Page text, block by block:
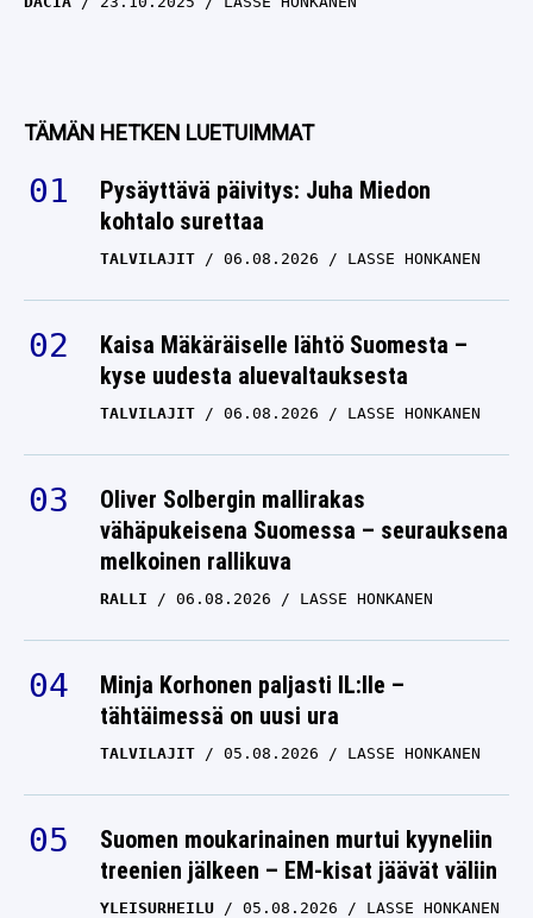
TÄMÄN HETKEN LUETUIMMAT
Pysäyttävä päivitys: Juha Miedon
kohtalo surettaa
TALVILAJIT 06.08.2026 LASSE HONKANEN
Kaisa Mäkäräiselle lähtö Suomesta –
kyse uudesta aluevaltauksesta
TALVILAJIT 06.08.2026 LASSE HONKANEN
Oliver Solbergin mallirakas
vähäpukeisena Suomessa – seurauksena
melkoinen rallikuva
RALLI 06.08.2026 LASSE HONKANEN
Minja Korhonen paljasti IL:lle –
tähtäimessä on uusi ura
TALVILAJIT 05.08.2026 LASSE HONKANEN
Suomen moukarinainen murtui kyyneliin
treenien jälkeen – EM-kisat jäävät väliin
YLEISURHEILU 05.08.2026 LASSE HONKANEN